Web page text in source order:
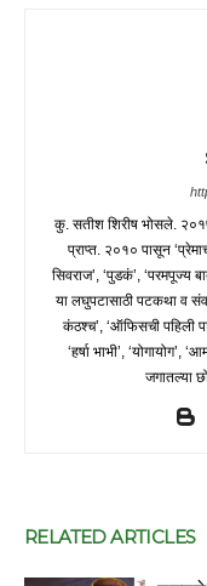
कु. सतीश शिरीष भोसले. २०१७
प्राप्त. २०१० पासून
सिवराज’, ‘पुडकं’,
या लघुपटासाठी पटकथा व
कंठश्च’, ‘ऑफिसची पहिली
‘हर्षा भाभी’,
जगातल्या
RELATED ARTICLES